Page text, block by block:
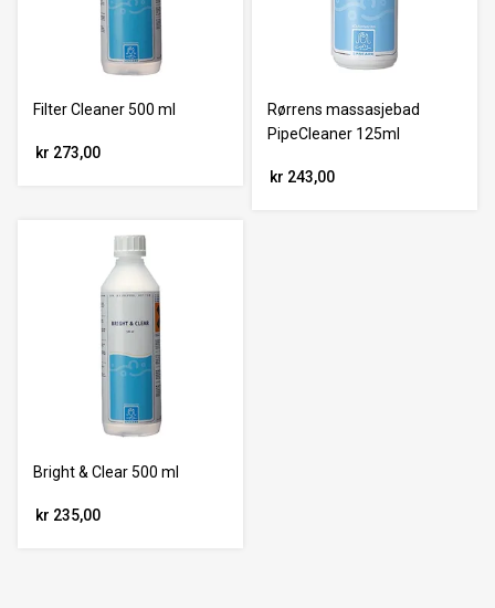
Filter Cleaner 500 ml
kr 273,00
Rørrens massasjebad
PipeCleaner 125ml
kr 243,00
Bright & Clear 500 ml
kr 235,00